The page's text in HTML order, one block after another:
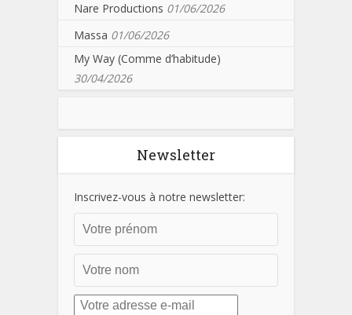
Nare Productions 01/06/2026
Massa 01/06/2026
My Way (Comme d’habitude)
30/04/2026
Newsletter
Inscrivez-vous à notre newsletter: